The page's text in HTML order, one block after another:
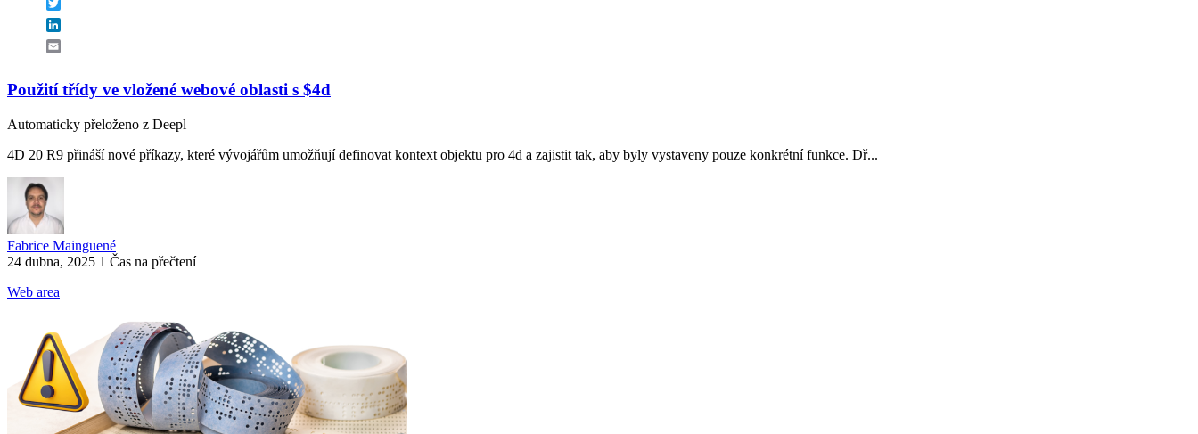
Použití třídy ve vložené webové oblasti s $4d
Automaticky přeloženo z Deepl
4D 20 R9 přináší nové příkazy, které vývojářům umožňují definovat kontext objektu pro 4d a zajistit tak, aby byly vystaveny pouze konkrétní funkce. Dř...
Fabrice Mainguené
24 dubna, 2025 1 Čas na přečtení
Web area